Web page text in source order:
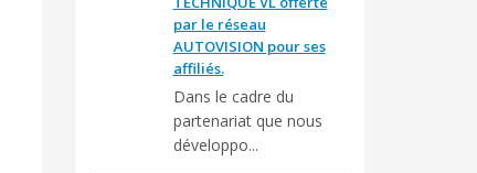
par le réseau
AUTOVISION pour ses
affiliés.
Dans le cadre du
partenariat que nous
développo...